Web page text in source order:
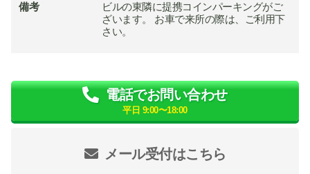
備考
ビルの東隣に提携コインパーキングがご
ざいます。 お車で来所の際は、ご利用下
さい。
メール受付はこちら
電話でお問い合わせ
平日 9:00〜18:00